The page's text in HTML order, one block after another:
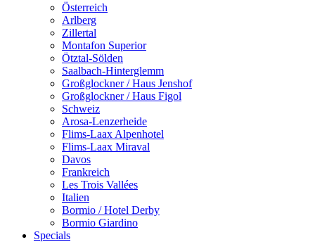
Österreich
Arlberg
Zillertal
Montafon Superior
Ötztal-Sölden
Saalbach-Hinterglemm
Großglockner / Haus Jenshof
Großglockner / Haus Figol
Schweiz
Arosa-Lenzerheide
Flims-Laax Alpenhotel
Flims-Laax Miraval
Davos
Frankreich
Les Trois Vallées
Italien
Bormio / Hotel Derby
Bormio Giardino
Specials